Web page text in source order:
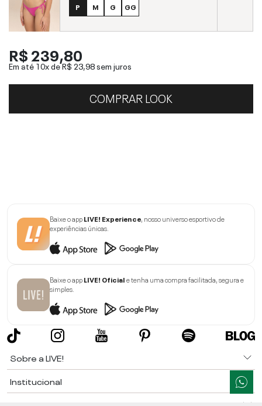
P M G GG
R$ 239,80
Em até 10x deR$ 23,98sem juros
COMPRAR LOOK
Baixe o appLIVE! Experience , nosso universo esportivo de
experiências únicas.
Baixe o appLIVE! Oficiale tenha uma compra facilitada, segura e
simples.
Sobre a LIVE!
Institucional